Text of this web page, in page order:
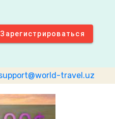
Зарегистрироваться
travel.uz